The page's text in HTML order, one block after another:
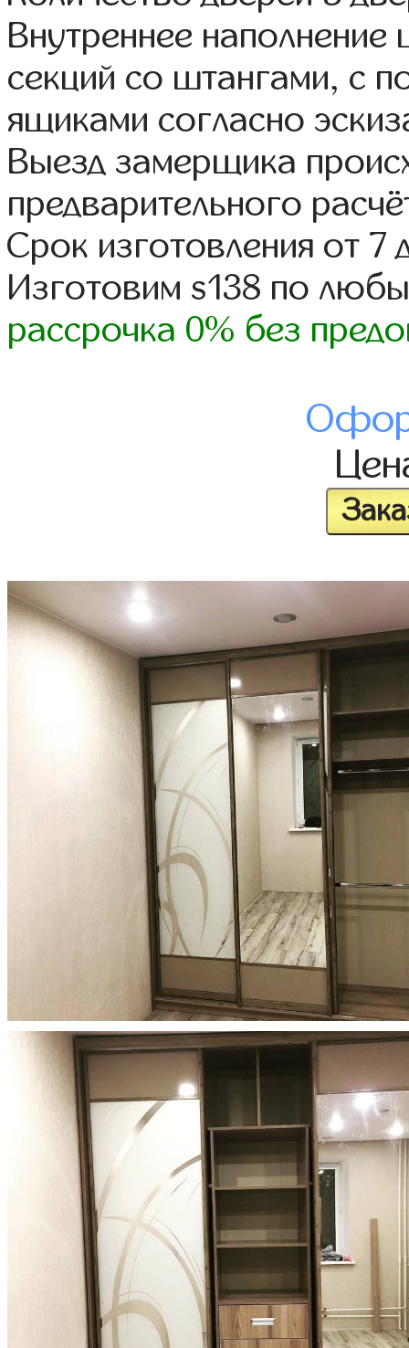
Внутреннее
секций со штангами, с
ящиками согласно
Выезд замерщика
предварительного
Срок изготовления от 7
Изготовим s138 по
рассрочка 0% без